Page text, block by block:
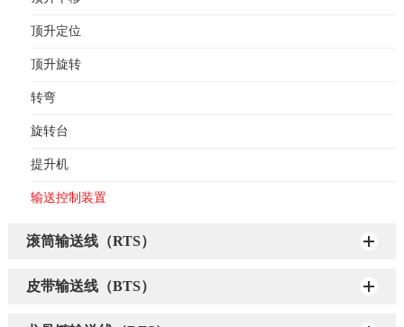
顶升定位
顶升旋转
转弯
旋转台
提升机
输送控制装置
滚筒输送线（RTS）
皮带输送线（BTS）